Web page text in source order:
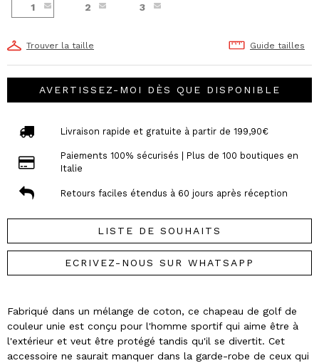
1 2 3
Trouver la taille Guide tailles
AVERTISSEZ-MOI DÈS QUE DISPONIBLE
Livraison rapide et gratuite à partir de 199,90€
Paiements 100% sécurisés | Plus de 100 boutiques en
Italie
Retours faciles étendus à 60 jours après réception
LISTE DE SOUHAITS
ECRIVEZ-NOUS SUR WHATSAPP
Fabriqué dans un mélange de coton, ce chapeau de golf de
couleur unie est conçu pour l'homme sportif qui aime être à
l'extérieur et veut être protégé tandis qu'il se divertit. Cet
accessoire ne saurait manquer dans la garde-robe de ceux qui